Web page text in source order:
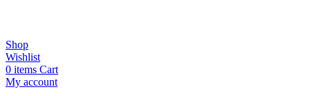
Shop
Wishlist
0 items Cart
My account